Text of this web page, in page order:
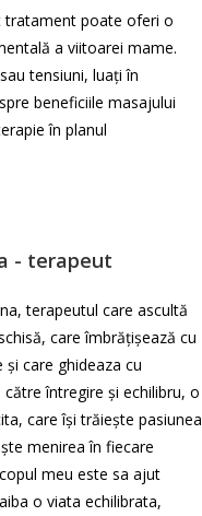
tratament poate oferi o
a viitoarei mame.
tensiuni, luați în
beneficiile masajului
în planul
- terapeut
terapeutul care ascultă
care îmbrățișează cu
și care ghideaza cu
către întregire și echilibru, o
care își trăiește pasiunea
menirea în fiecare
meu este sa ajut
o viata echilibrata,